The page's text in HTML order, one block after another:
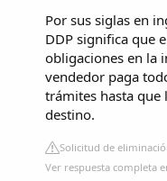
Por sus siglas en
DDP significa que
obligaciones en la
vendedor paga
trámites hasta que
destino.
Solicitud de
Ver respuesta completa